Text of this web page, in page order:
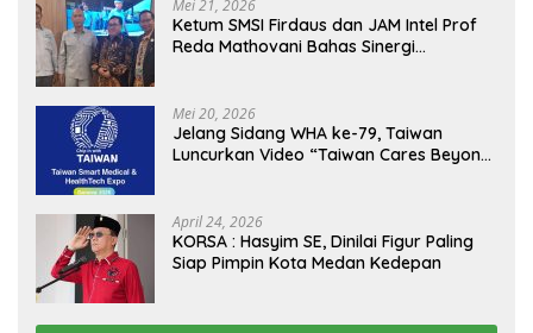
Mei 21, 2026
Ketum SMSI Firdaus dan JAM Intel Prof
Reda Mathovani Bahas Sinergi
MBG, Perkuat Pengawasan Program
Pemerintah
Mei 20, 2026
Jelang Sidang WHA ke-79, Taiwan
Luncurkan Video “Taiwan Cares Beyond
April 24, 2026
KORSA : Hasyim SE, Dinilai Figur Paling
Siap Pimpin Kota Medan Kedepan